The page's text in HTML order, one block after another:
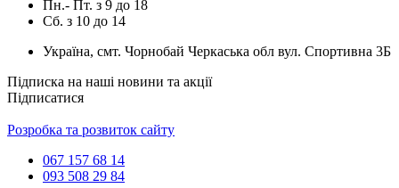
Пн.- Пт. з 9 до 18
Сб. з 10 до 14
Україна, смт. Чорнобай Черкаська обл вул. Спортивна 3Б
Підписка на наші новини та акції
Підписатися
Розробка та розвиток сайту
067 157 68 14
093 508 29 84